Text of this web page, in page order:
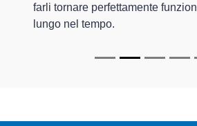
farli tornare perfettamente
lungo nel tempo.